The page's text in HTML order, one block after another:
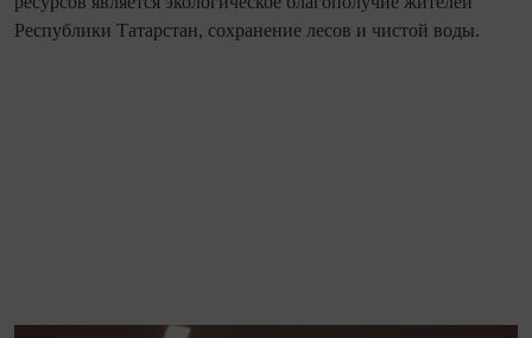
Республики Татарстан, сохранение лесов и чистой воды.